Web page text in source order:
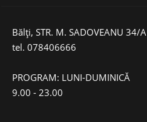
Bălți, STR. M. SADOVEANU 34/A
tel. 078406666
PROGRAM: LUNI-DUMINICĂ
9.00 - 23.00